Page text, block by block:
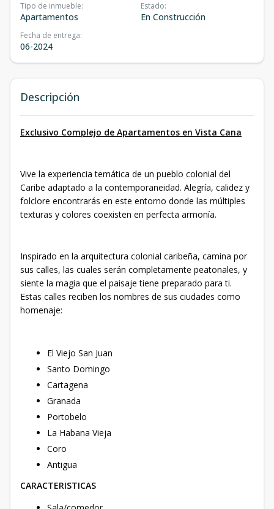
Tipo de inmueble:
Apartamentos
Estado:
En Construcción
Fecha de entrega:
06-2024
Descripción
Exclusivo Complejo de Apartamentos en Vista Cana
Vive la experiencia temática de un pueblo colonial del
Caribe adaptado a la contemporaneidad. Alegría, calidez y
folclore encontrarás en este entorno donde las múltiples
texturas y colores coexisten en perfecta armonía.
Inspirado en la arquitectura colonial caribeña, camina por
sus calles, las cuales serán completamente peatonales, y
siente la magia que el paisaje tiene preparado para ti.
Estas calles reciben los nombres de sus ciudades como
homenaje:
El Viejo San Juan
Santo Domingo
Cartagena
Granada
Portobelo
La Habana Vieja
Coro
Antigua
CARACTERISTICAS